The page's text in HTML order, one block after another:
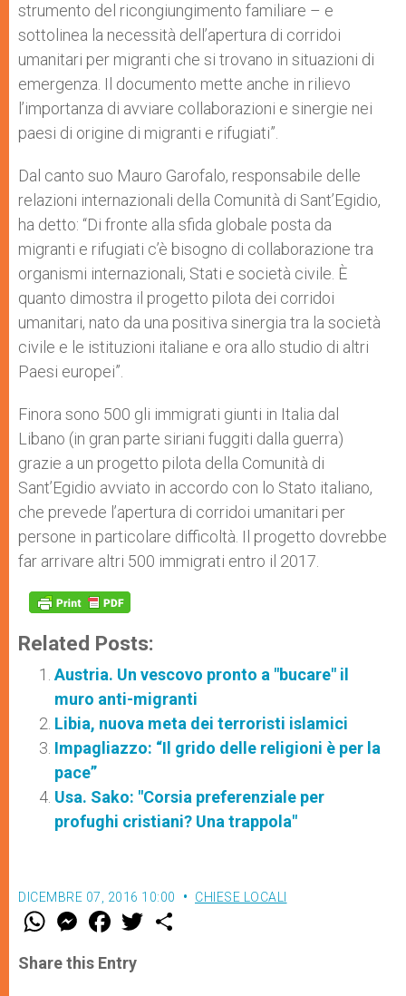
strumento del ricongiungimento familiare – e
sottolinea la necessità dell’apertura di corridoi
umanitari per migranti che si trovano in situazioni di
emergenza. Il documento mette anche in rilievo
l’importanza di avviare collaborazioni e sinergie nei
paesi di origine di migranti e rifugiati”.
Dal canto suo Mauro Garofalo, responsabile delle
relazioni internazionali della Comunità di Sant’Egidio,
ha detto: “Di fronte alla sfida globale posta da
migranti e rifugiati c’è bisogno di collaborazione tra
organismi internazionali, Stati e società civile. È
quanto dimostra il progetto pilota dei corridoi
umanitari, nato da una positiva sinergia tra la società
civile e le istituzioni italiane e ora allo studio di altri
Paesi europei”.
Finora sono 500 gli immigrati giunti in Italia dal
Libano (in gran parte siriani fuggiti dalla guerra)
grazie a un progetto pilota della Comunità di
Sant’Egidio avviato in accordo con lo Stato italiano,
che prevede l’apertura di corridoi umanitari per
persone in particolare difficoltà. Il progetto dovrebbe
far arrivare altri 500 immigrati entro il 2017.
Related Posts:
Austria. Un vescovo pronto a "bucare" il
muro anti-migranti
Libia, nuova meta dei terroristi islamici
Impagliazzo: “Il grido delle religioni è per la
pace”
Usa. Sako: "Corsia preferenziale per
profughi cristiani? Una trappola"
DICEMBRE 07, 2016 10:00 CHIESE LOCALI
W
t
s
M
e
s
e
F
a
e
b
w
Share this Entry